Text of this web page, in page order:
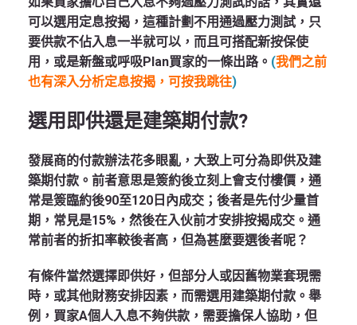
可以選用定息按揭，這種計劃不用通過壓力測試，只
要供款不佔入息一半就可以，而且可搭配新按保使
用，或是新盤或呼吸Plan買家的一條出路。 (我們之前
也有深入分析定息按揭，可按我跳往)
選用即供還是建築期付款?
發展商的付款辦法花多眼亂，大致上可分為即供及建
築期付款。前者意思是簽約後立刻上會支付樓價，通
常是簽臨約後90至120日內成交；後者是先付少量首
期，常見是15%，然後在入伙前才安排按揭成交。通
常前者的折扣率較後者高，但為甚麼要選後者呢？
有條件當然選擇即供好，但部分人或因舊物業套現需
時，或其他財務安排因素，而需選用建築期付款。舉
例，買家A個人入息不夠供款，需要擔保人協助，但